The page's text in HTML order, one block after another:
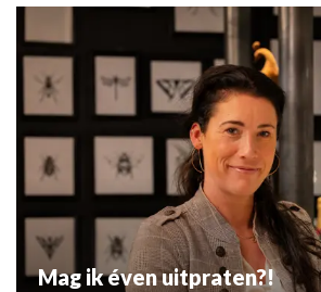
Mag ik éven uitpraten?!